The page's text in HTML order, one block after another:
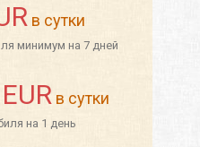
в сутки
минимум на 7 дней
EUR в сутки
на 1 день